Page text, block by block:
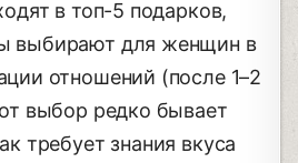
в топ-5 подарков,
выбирают для женщин в
отношений (после 1–2
выбор редко бывает
требует знания вкуса